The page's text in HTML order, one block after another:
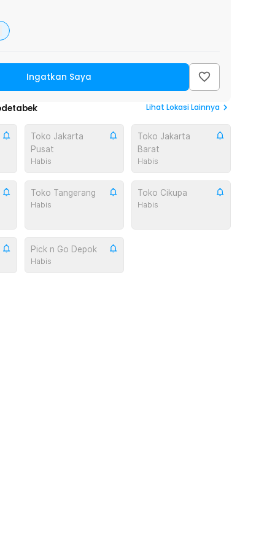
Ingatkan Saya
Lihat Lokasi Lainnya
Toko Jakarta
Pusat
Habis
Toko Jakarta
Barat
Habis
Toko Tangerang
Habis
Toko Cikupa
Habis
Pick n Go Depok
Habis